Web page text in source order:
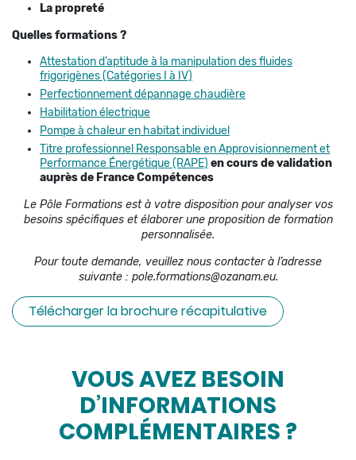
La propreté
Quelles formations ?
Attestation d’aptitude à la manipulation des fluides
frigorigènes (Catégories I à IV)
Perfectionnement dépannage chaudière
Habilitation électrique
Pompe à chaleur en habitat individuel
Titre professionnel Responsable en Approvisionnement et
Performance Énergétique (RAPE) en cours de validation
auprès de France Compétences
Le Pôle Formations est à votre disposition pour analyser vos
besoins spécifiques et élaborer une proposition de formation
personnalisée.
Pour toute demande, veuillez nous contacter à l’adresse
suivante : pole.formations@ozanam.eu.
Télécharger la brochure récapitulative
VOUS AVEZ BESOIN
D’INFORMATIONS
COMPLÉMENTAIRES ?